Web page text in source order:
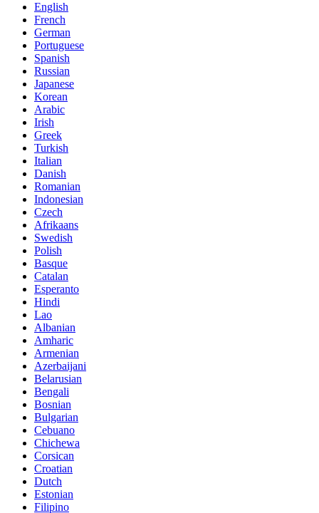
English
French
German
Portuguese
Spanish
Russian
Japanese
Korean
Arabic
Irish
Greek
Turkish
Italian
Danish
Romanian
Indonesian
Czech
Afrikaans
Swedish
Polish
Basque
Catalan
Esperanto
Hindi
Lao
Albanian
Amharic
Armenian
Azerbaijani
Belarusian
Bengali
Bosnian
Bulgarian
Cebuano
Chichewa
Corsican
Croatian
Dutch
Estonian
Filipino